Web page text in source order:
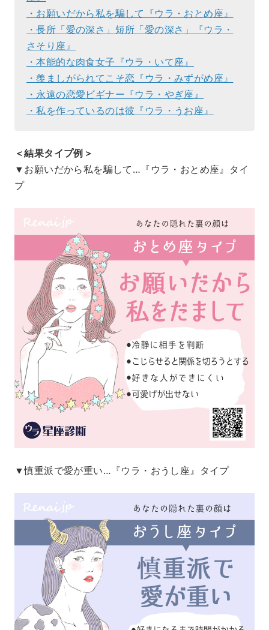
・お願いだから私を騙して『ウラ・おとめ座』
・長所「愛の深さ」短所「愛の深さ」『ウラ・
さそり座』
・本能的な肉食女子『ウラ・いて座』
・羨ましがられてこそ恋『ウラ・みずがめ座』
・永遠の恋愛ビギナー『ウラ・やぎ座』
・私を作っているのは彼『ウラ・うお座』
＜結果タイプ例＞
▼お願いだから私を騙して…『ウラ・おとめ座』タイ
プ
▼慎重派で愛が重い…『ウラ・おうし座』タイプ